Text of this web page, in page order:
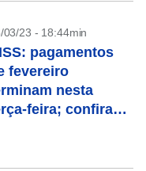
03/23 - 18:44min
pagamentos
fevereiro
nesta
feira; confira